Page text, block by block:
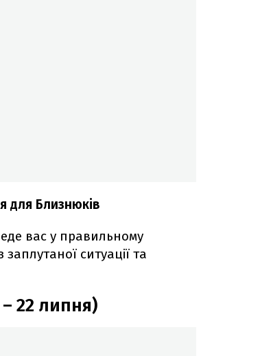
для Близнюків
вас у правильному
ситуації та
22 липня)